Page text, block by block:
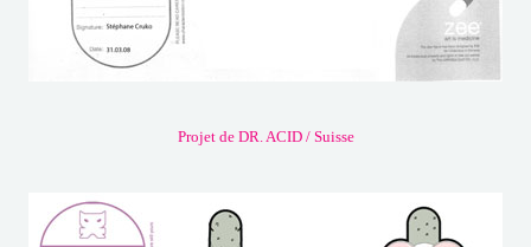
Projet de DR. ACID / Suisse